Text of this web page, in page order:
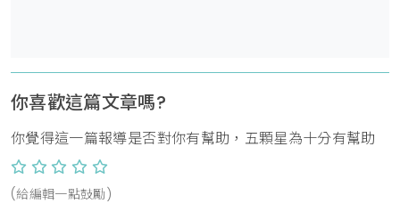
你喜歡這篇文章嗎?
你覺得這一篇報導是否對你有幫助，五顆星為十分有幫助
(給編輯一點鼓勵)